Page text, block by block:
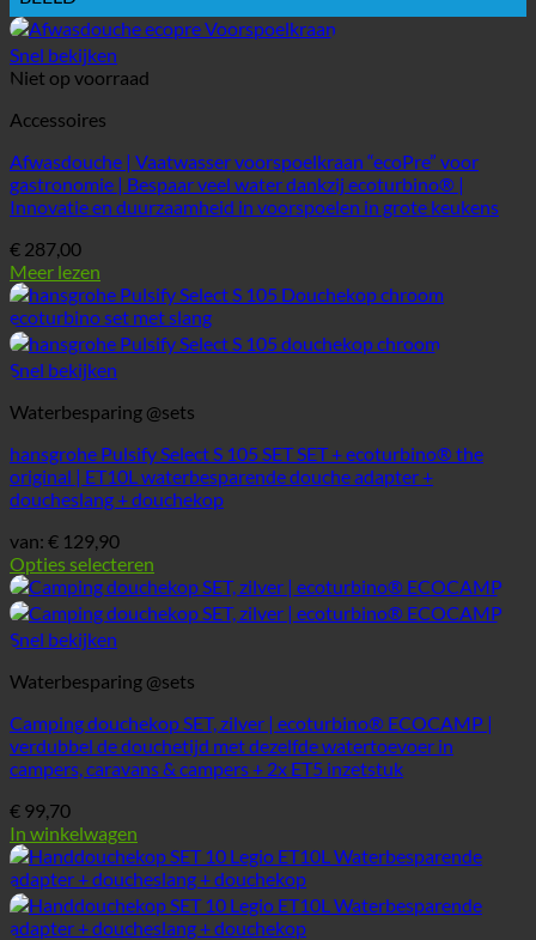
Snel bekijken
Niet op voorraad
Accessoires
Afwasdouche | Vaatwasser voorspoelkraan “ecoPre” voor
gastronomie | Bespaar veel water dankzij ecoturbino® |
Innovatie en duurzaamheid in voorspoelen in grote keukens
€ 287,00
Meer lezen
Snel bekijken
Waterbesparing @sets
hansgrohe Pulsify Select S 105 SET SET + ecoturbino® the
original | ET10L waterbesparende douche adapter +
doucheslang + douchekop
van: € 129,90
Opties selecteren
Dit
product
heeft
meerdere
varianten.
opties
kunnen
worden
op
de
productpagina
Snel bekijken
Waterbesparing @sets
Camping douchekop SET, zilver | ecoturbino® ECOCAMP |
verdubbel de douchetijd met dezelfde watertoevoer in
campers, caravans & campers + 2x ET5 inzetstuk
€ 99,70
In winkelwagen